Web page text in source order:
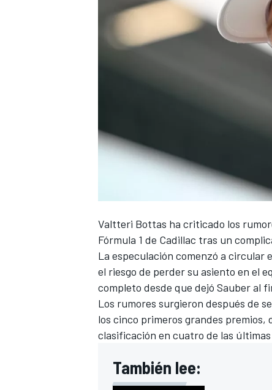
Valtteri Bottas ha criticado los
Fórmula 1 de Cadillac tras un
La especulación comenzó a
el riesgo de perder su asiento en el
completo desde que dejó Sauber al
Los rumores surgieron después de
los cinco primeros grandes premios,
clasificación en cuatro de las
También lee: